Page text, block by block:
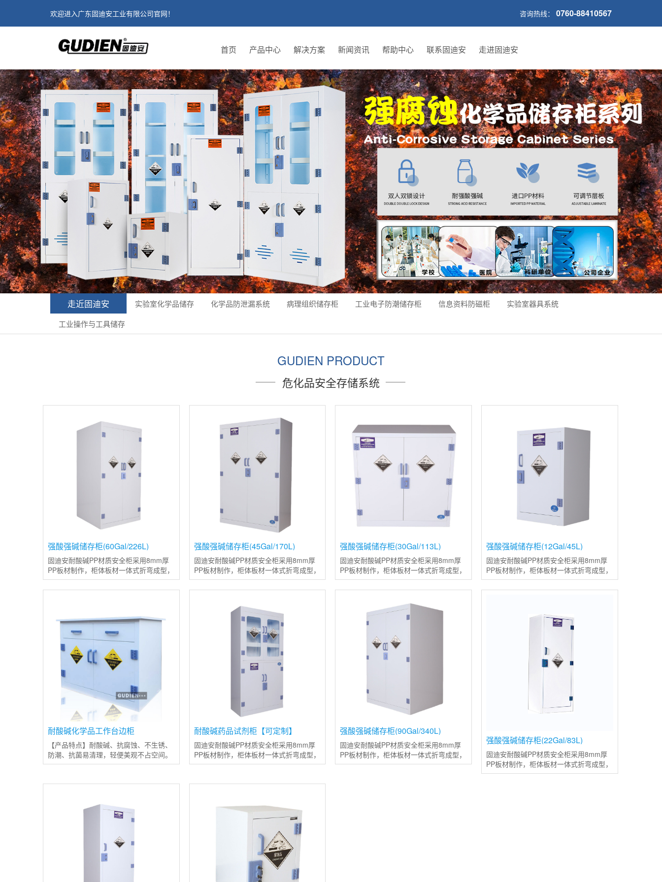
欢迎进入广东固迪安工业有限公司官网！ 咨询热线： 0760-88410567
首页 产品中心 解决方案 新闻资讯 帮助中心 联系固迪安 走进固迪安
走近固迪安 实验室化学品储存 化学品防泄漏系统 病理组织储存柜 工业电子防潮储存柜 信息资料防磁柜
实验室器具系统
工业操作与工具储存
GUDIEN PRODUCT
危化品安全存储系统
强酸强碱储存柜(60Gal/226L)
固迪安耐酸碱PP材质安全柜采用8mm厚
PP板材制作，柜体板材一体式折弯成型，
并使用同等色彩和质量的焊条焊接，使整
体结构更加稳定且变形率更低；整体柜子
强酸强碱储存柜(45Gal/170L)
固迪安耐酸碱PP材质安全柜采用8mm厚
PP板材制作，柜体板材一体式折弯成型，
并使用同等色彩和质量的焊条焊接，使整
体结构更加稳定且变形率更低；整体柜子
强酸强碱储存柜(30Gal/113L)
固迪安耐酸碱PP材质安全柜采用8mm厚
PP板材制作，柜体板材一体式折弯成型，
并使用同等色彩和质量的焊条焊接，使整
体结构更加稳定且变形率更低；整体柜子
强酸强碱储存柜(12Gal/45L)
固迪安耐酸碱PP材质安全柜采用8mm厚
PP板材制作，柜体板材一体式折弯成型，
并使用同等色彩和质量的焊条焊接，使整
体结构更加稳定且变形率更低；整体柜子
耐酸碱化学品工作台边柜
【产品特点】耐酸碱、抗腐蚀、不生锈、
防潮、抗菌易清理，轻便美观不占空间。
【柜体】采用8mm厚瓷白色PP聚丙烯板
能，经同色焊条无缝焊接处理
耐酸碱药品试剂柜【可定制】
固迪安耐酸碱PP材质安全柜采用8mm厚
PP板材制作，柜体板材一体式折弯成型，
并使用同等色彩和质量的焊条焊接，使整
使用PP塑料材质制造，使其耐强
强酸强碱储存柜(90Gal/340L)
固迪安耐酸碱PP材质安全柜采用8mm厚
PP板材制作，柜体板材一体式折弯成型，
并使用同等色彩和质量的焊条焊接，使整
强酸强碱储存柜(22Gal/83L)
固迪安耐酸碱PP材质安全柜采用8mm厚
PP板材制作，柜体板材一体式折弯成型，
并使用同等色彩和质量的焊条焊接，使整